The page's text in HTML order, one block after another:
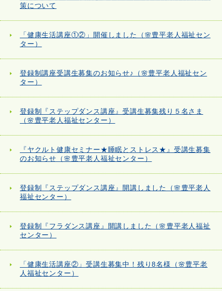
策について
「健康生活講座①②」開催しました（🌸豊平老人福祉セン
ター）
登録制講座受講生募集のお知らせ♪（🌸豊平老人福祉セン
ター）
登録制『ステップダンス講座』受講生募集残り５名さま
（🌸豊平老人福祉センター）
『ヤクルト健康セミナー★睡眠とストレス★』受講生募集
のお知らせ（🌸豊平老人福祉センター）
登録制『ステップダンス講座』開講しました（🌸豊平老人
福祉センター）
登録制『フラダンス講座』開講しました（🌸豊平老人福祉
センター）
「健康生活講座②」受講生募集中！残り8名様（🌸豊平老
人福祉センター）